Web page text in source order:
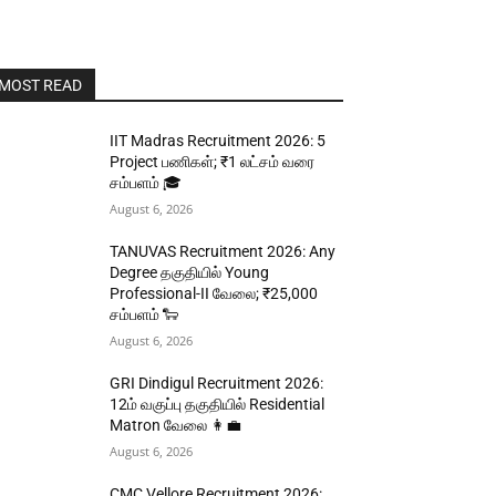
MOST READ
IIT Madras Recruitment 2026: 5
Project பணிகள்; ₹1 லட்சம் வரை
சம்பளம் 🎓
August 6, 2026
TANUVAS Recruitment 2026: Any
Degree தகுதியில் Young
Professional-II வேலை; ₹25,000
சம்பளம் 🐑
August 6, 2026
GRI Dindigul Recruitment 2026:
12ம் வகுப்பு தகுதியில் Residential
Matron வேலை 👩‍💼
August 6, 2026